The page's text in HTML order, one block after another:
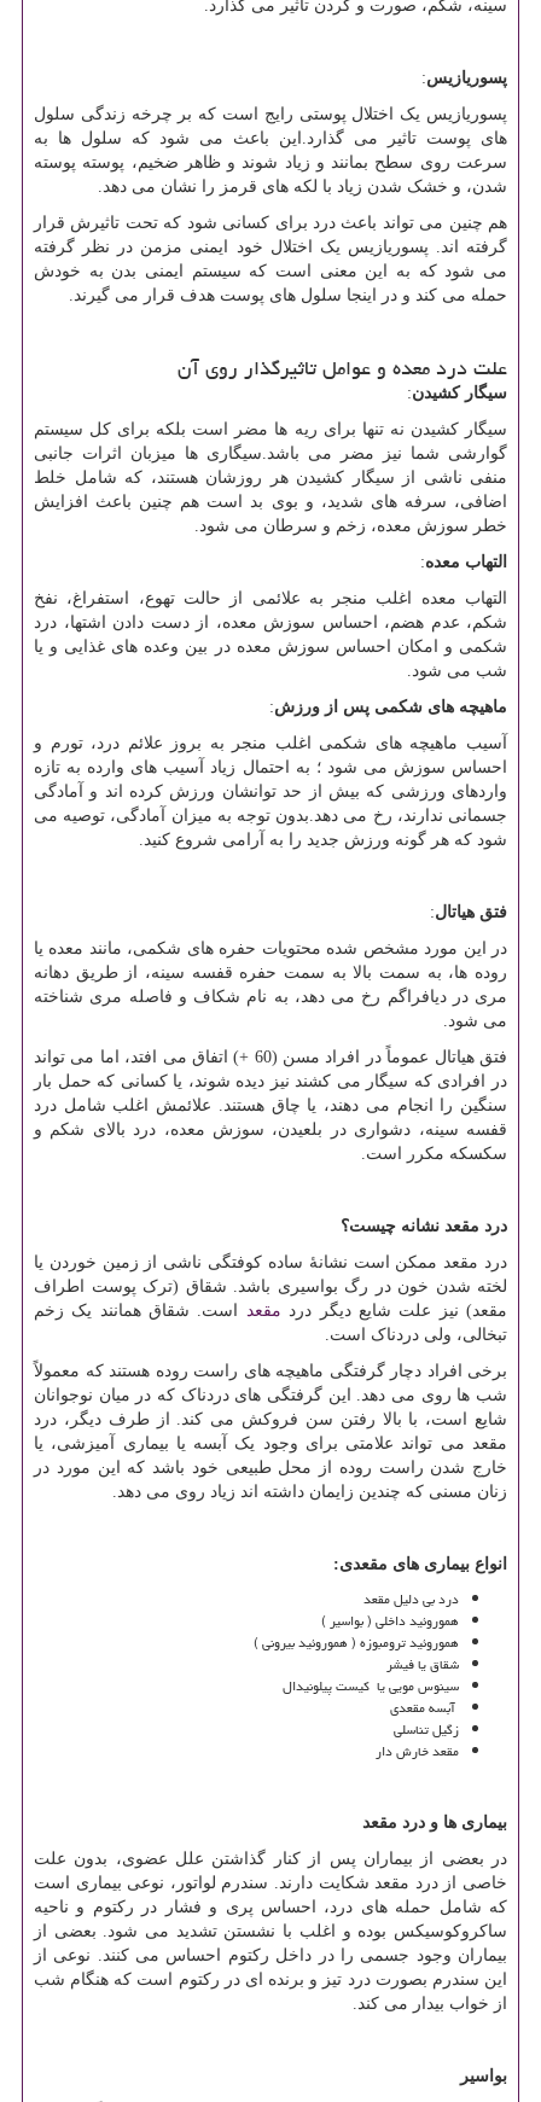
سینه، شکم، صورت و گردن تاثیر می گذارد.
پسوریازیس:
پسوریازیس یک اختلال پوستی رایج است که بر چرخه زندگی سلول
های پوست تاثیر می گذارد.این باعث می شود که سلول ها به
سرعت روی سطح بمانند و زیاد شوند و ظاهر ضخیم، پوسته پوسته
شدن، و خشک شدن زیاد با لکه های قرمز را نشان می دهد.
هم چنین می تواند باعث درد برای کسانی شود که تحت تاثیرش قرار
گرفته اند. پسوریازیس یک اختلال خود ایمنی مزمن در نظر گرفته
می شود که به این معنی است که سیستم ایمنی بدن به خودش
حمله می کند و در اینجا سلول های پوست هدف قرار می گیرند.
علت درد معده و عوامل تاثیرگذار روی آن
سیگار کشیدن:
سیگار کشیدن نه تنها برای ریه ها مضر است بلکه برای کل سیستم
گوارشی شما نیز مضر می باشد.سیگاری ها میزبان اثرات جانبی
منفی ناشی از سیگار کشیدن هر روزشان هستند، که شامل خلط
اضافی، سرفه های شدید، و بوی بد است هم چنین باعث افزایش
خطر سوزش معده، زخم و سرطان می شود.
التهاب معده:
التهاب معده اغلب منجر به علائمی از حالت تهوع، استفراغ، نفخ
شکم، عدم هضم، احساس سوزش معده، از دست دادن اشتها، درد
شکمی و امکان احساس سوزش معده در بین وعده های غذایی و یا
شب می شود.
ماهیچه های شکمی پس از ورزش:
آسیب ماهیچه های شکمی اغلب منجر به بروز علائم درد، تورم و
احساس سوزش می شود ؛ به احتمال زیاد آسیب های وارده به تازه
واردهای ورزشی که بیش از حد توانشان ورزش کرده اند و آمادگی
جسمانی ندارند، رخ می دهد.بدون توجه به میزان آمادگی، توصیه می
شود که هر گونه ورزش جدید را به آرامی شروع کنید.
فتق هیاتال:
در این مورد مشخص شده محتویات حفره های شکمی، مانند معده یا
روده ها، به سمت بالا به سمت حفره قفسه سینه، از طریق دهانه
مری در دیافراگم رخ می دهد، به نام شکاف و فاصله مری شناخته
می شود.
فتق هیاتال عموماً در افراد مسن (60 +) اتفاق می افتد، اما می تواند
در افرادی که سیگار می کشند نیز دیده شوند، یا کسانی که حمل بار
سنگین را انجام می دهند، یا چاق هستند. علائمش اغلب شامل درد
قفسه سینه، دشواری در بلعیدن، سوزش معده، درد بالای شکم و
سکسکه مکرر است.
درد مقعد نشانه چیست؟
درد مقعد ممکن است نشانهٔ ساده کوفتگی ناشی از زمین خوردن یا
لخته شدن خون در رگ بواسیری باشد. شقاق (ترک پوست اطراف
مقعد) نیز علت شایع دیگر درد مقعد است. شقاق همانند یک زخم
تبخالی، ولی دردناک است.
برخی افراد دچار گرفتگی ماهیچه های راست روده هستند که معمولاً
شب ها روی می دهد. این گرفتگی های دردناک که در میان نوجوانان
شایع است، با بالا رفتن سن فروکش می کند. از طرف دیگر، درد
مقعد می تواند علامتی برای وجود یک آبسه یا بیماری آمیزشی، یا
خارج شدن راست روده از محل طبیعی خود باشد که این مورد در
زنان مسنی که چندین زایمان داشته اند زیاد روی می دهد.
انواع بیماری های مقعدی:
درد بی دلیل مقعد
هموروئید داخلی ( بواسیر )
هموروئید ترومبوزه ( هموروئید بیرونی )
شقاق یا فیشر
سینوس مویی یا کیست پیلونیدال
آبسه مقعدی
زگیل تناسلی
مقعد خارش دار
بیماری ها و درد مقعد
در بعضی از بیماران پس از کنار گذاشتن علل عضوی، بدون علت
خاصی از درد مقعد شکایت دارند. سندرم لواتور، نوعی بیماری است
که شامل حمله های درد، احساس پری و فشار در رکتوم و ناحیه
ساکروکوسیکس بوده و اغلب با نشستن تشدید می شود. بعضی از
بیماران وجود جسمی را در داخل رکتوم احساس می کنند. نوعی از
این سندرم بصورت درد تیز و برنده ای در رکتوم است که هنگام شب
از خواب بیدار می کند.
بواسیر